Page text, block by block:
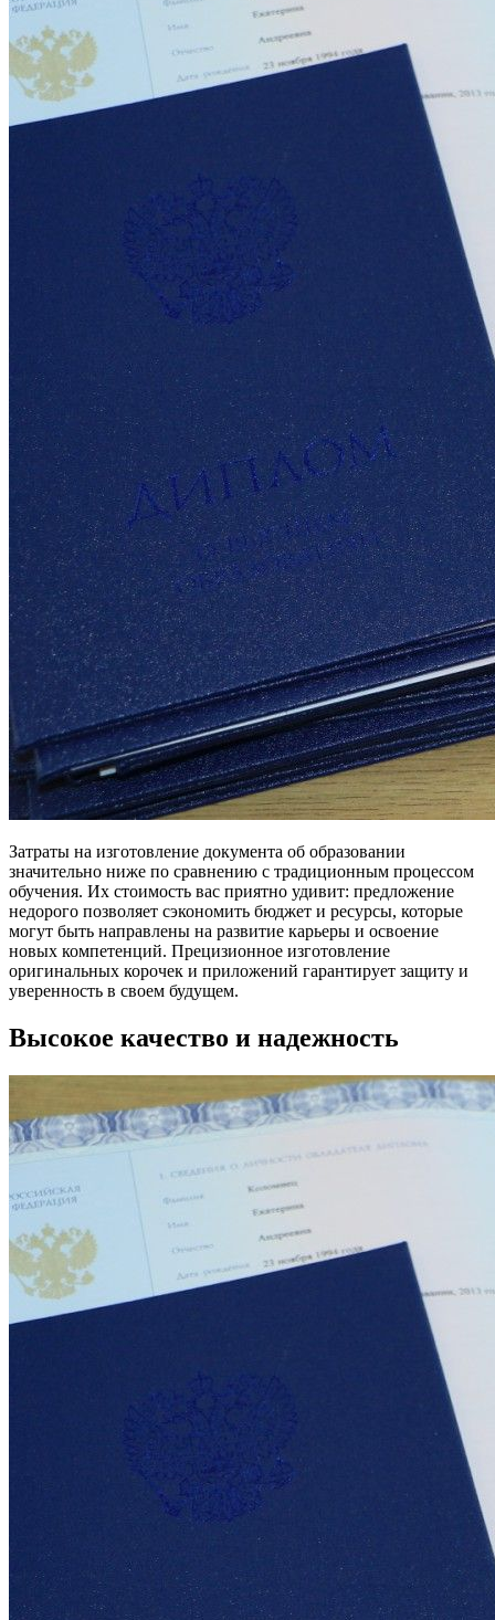
Затраты на изготовление документа об образовании
значительно ниже по сравнению с традиционным процессом
обучения. Их стоимость вас приятно удивит: предложение
недорого позволяет сэкономить бюджет и ресурсы, которые
могут быть направлены на развитие карьеры и освоение
новых компетенций. Прецизионное изготовление
оригинальных корочек и приложений гарантирует защиту и
уверенность в своем будущем.
Высокое качество и надежность